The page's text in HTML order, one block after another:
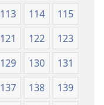
113 114
115
121 122
123
129 130
131
137 138
139